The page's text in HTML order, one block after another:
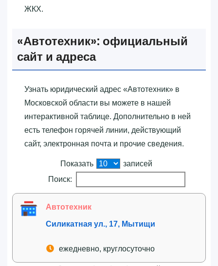
ЖКХ.
«‎Автотехник»‎: официальный
сайт и адреса
Узнать юридический адрес «‎Автотехник»‎ в
Московской области вы можете в нашей
интерактивной таблице. Дополнительно в ней
есть телефон горячей линии, действующий
сайт, электронная почта и прочие сведения.
Показать
записей
Поиск:
Автотехник
Силикатная ул., 17, Мытищи
ежедневно, круглосуточно